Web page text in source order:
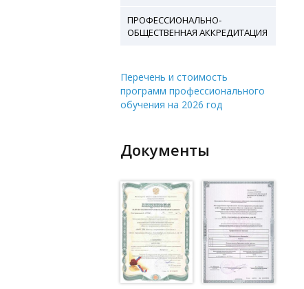
ПРОФЕССИОНАЛЬНО-
ОБЩЕСТВЕННАЯ АККРЕДИТАЦИЯ
Перечень и стоимость
программ профессионального
обучения на 2026 год
Документы